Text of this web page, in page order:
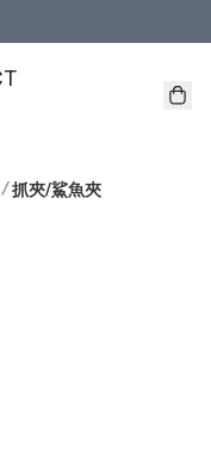
/抓夾/鯊魚夾